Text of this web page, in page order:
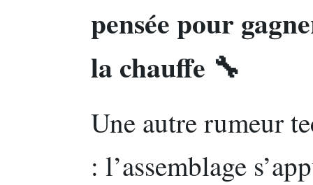
pensée pour
la chauffe 🔧
Une autre rumeur
: l’assemblage